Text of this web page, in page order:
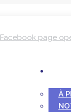
Facebook page
À